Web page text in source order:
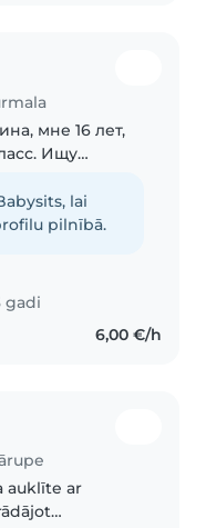
мне 16 лет,
Ищу
детьми у меня
lai
pilnībā.
gadi
6,00 €/h
auklīte ar